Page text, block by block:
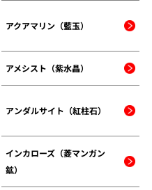
アクアマリン（藍玉）
アメシスト（紫水晶）
アンダルサイト（紅柱石）
インカローズ（菱マンガン
鉱）